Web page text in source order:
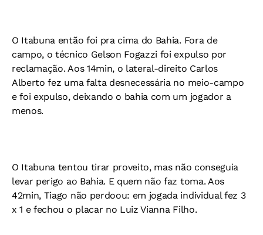
O Itabuna então foi pra cima do Bahia. Fora de
campo, o técnico Gelson Fogazzi foi expulso por
reclamação. Aos 14min, o lateral-direito Carlos
Alberto fez uma falta desnecessária no meio-campo
e foi expulso, deixando o bahia com um jogador a
menos.
O Itabuna tentou tirar proveito, mas não conseguia
levar perigo ao Bahia. E quem não faz toma. Aos
42min, Tiago não perdoou: em jogada individual fez 3
x 1 e fechou o placar no Luiz Vianna Filho.